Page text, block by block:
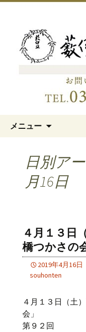
日本橋の
本店」
メニュー
日別ア
月16日
４月１３日
橋つかさの
2019年4月16日
souhonten
４月１３日（土
会」
第９２回